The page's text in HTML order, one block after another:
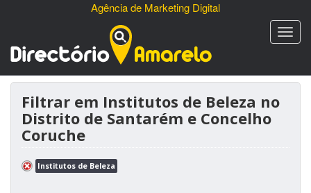
Agência de Marketing Digital
Filtrar em Institutos de Beleza no
Distrito de Santarém e Concelho
Coruche
Institutos de Beleza